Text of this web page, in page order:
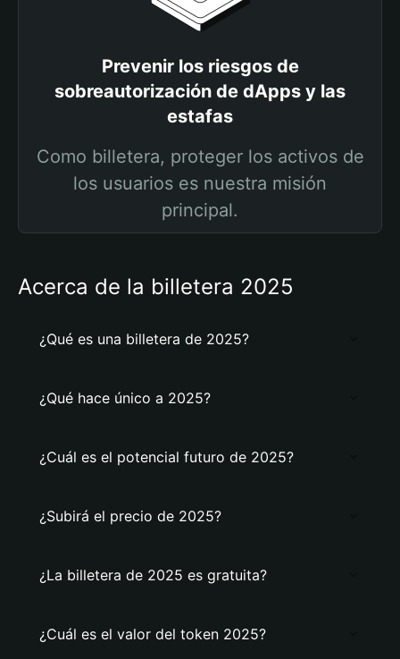
Prevenir los riesgos de
sobreautorización de dApps y las
estafas
Como billetera, proteger los activos de
los usuarios es nuestra misión
principal.
Acerca de la billetera 2025
¿Qué es una billetera de 2025?
¿Qué hace único a 2025?
¿Cuál es el potencial futuro de 2025?
¿Subirá el precio de 2025?
¿La billetera de 2025 es gratuita?
¿Cuál es el valor del token 2025?